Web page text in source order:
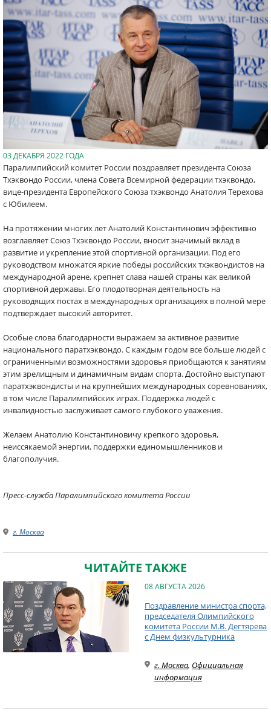
03 ДЕКАБРЯ 2022 ГОДА
Паралимпийский комитет России поздравляет президента Союза
Тхэквондо России, члена Совета Всемирной федерации тхэквондо,
вице-президента Европейского Союза тхэквондо Анатолия Терехова
с Юбилеем.
На протяжении многих лет Анатолий Константинович эффективно
возглавляет Союз Тхэквондо России, вносит значимый вклад в
развитие и укрепление этой спортивной организации. Под его
руководством множатся яркие победы российских тхэквондистов на
международной арене, крепнет слава нашей страны как великой
спортивной державы. Его плодотворная деятельность на
руководящих постах в международных организациях в полной мере
подтверждает высокий авторитет.
Особые слова благодарности выражаем за активное развитие
национального паратхэквондо. С каждым годом все больше людей с
ограниченными возможностями здоровья приобщаются к занятиям
этим зрелищным и динамичным видам спорта. Достойно выступают
паратхэквондисты и на крупнейших международных соревнованиях,
в том числе Паралимпийских играх. Поддержка людей с
инвалидностью заслуживает самого глубокого уважения.
Желаем Анатолию Константиновичу крепкого здоровья,
неиссякаемой энергии, поддержки единомышленников и
благополучия.
Пресс-служба Паралимпийского комитета России
г. Москва
ЧИТАЙТЕ ТАКЖЕ
08 АВГУСТА 2026
Поздравление министра спорта,
председателя Олимпийского
комитета России М.В. Дегтярева
с Днем физкультурника
г. Москва, Официальная
информация